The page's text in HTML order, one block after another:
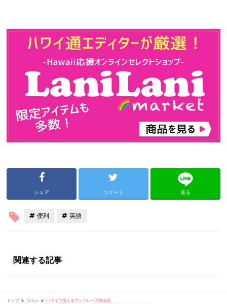
シェア ツイート 送る
便利 英語
関連する記事
トップ コラム
ハワイで使えるワンフレーズ英会話